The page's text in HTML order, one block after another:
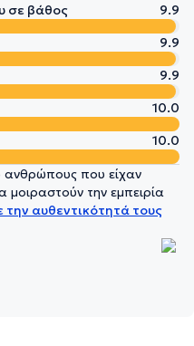
σε βάθος
9.9
9.9
9.9
10.0
10.0
ανθρώπους που είχαν
μοιραστούν την εμπειρία
αυθεντικότητά τους